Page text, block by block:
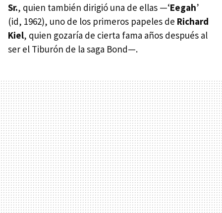
Sr., quien también dirigió una de ellas —‘Eegah’
(id, 1962), uno de los primeros papeles de Richard
Kiel, quien gozaría de cierta fama años después al
ser el Tiburón de la saga Bond—.